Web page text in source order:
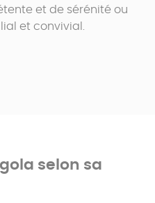
et de sérénité ou
et convivial.
selon sa